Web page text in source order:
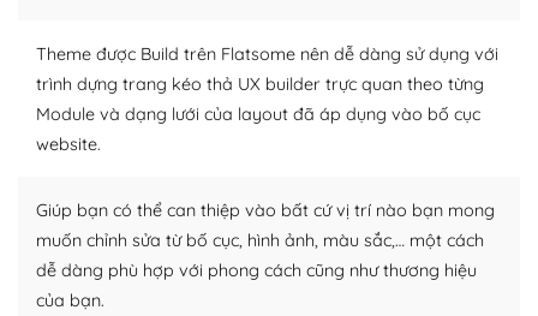
Plugin mở rộng là thành phần cài đặt thêm vào
WordPress để tăng thêm các tính năng cần thiết. Có
nhiều plugin trả phí hoặc miễn phí.
plugin của WordPress rất phong phú. Bạn có thể thỏa
thích chọn lựa plugin và themes phù hợp cho mục đích
lập website của mình.
Theme được Build trên Flatsome nên dễ dàng sử dụng với
trình dựng trang kéo thả UX builder trực quan theo từng
Module và dạng lưới của layout đã áp dụng vào bố cục
website.
Giúp bạn có thể can thiệp vào bất cứ vị trí nào bạn mong
muốn chỉnh sửa từ bố cục, hình ảnh, màu sắc,… một cách
dễ dàng phù hợp với phong cách cũng như thương hiệu
của bạn.